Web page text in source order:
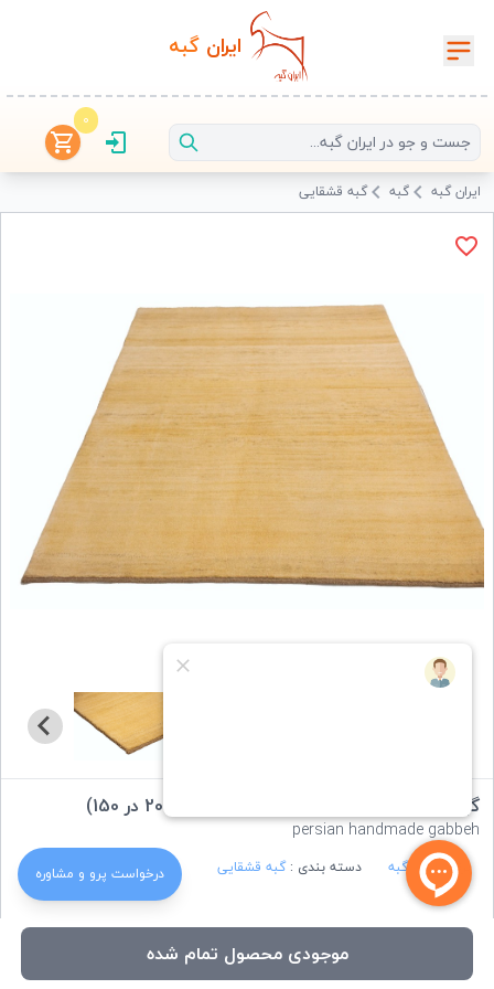
ایران‌گبه
0
ایران گبه گبه گبه قشقایی
گبه قشقایی سه متری خودرنگ مینیمال (200 در 150)
persian handmade gabbeh
برند : ایران گبه دسته بندی : گبه قشقایی
ویژگی های کالا:
درخواست‌ پرو و مشاوره
موجودی محصول تمام شده